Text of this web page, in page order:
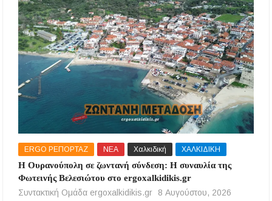
ERGO ΡΕΠΟΡΤΑΖ ΝΕΑ Χαλκιδική ΧΑΛΚΙΔΙΚΗ
Η Ουρανούπολη σε ζωντανή σύνδεση: Η συναυλία της
Φωτεινής Βελεσιώτου στο ergoxalkidikis.gr
Συντακτική Ομάδα ergoxalkidikis.gr
8 Αυγούστου, 2026